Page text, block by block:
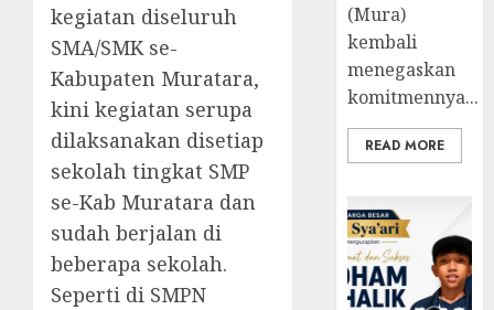
kegiatan diseluruh
SMA/SMK se-
Kabupaten Muratara,
kini kegiatan serupa
dilaksanakan disetiap
sekolah tingkat SMP
se-Kab Muratara dan
sudah berjalan di
beberapa sekolah.
Seperti di SMPN
(Mura)
kembali
menegaskan
komitmennya...
READ MORE